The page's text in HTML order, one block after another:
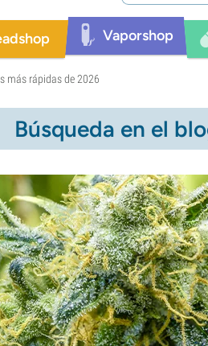
Vaporshop
más rápidas de 2026
Búsqueda en el